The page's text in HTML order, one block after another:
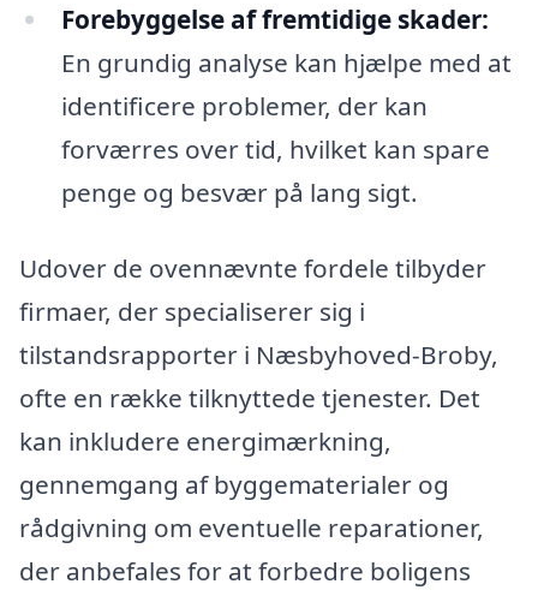
Forebyggelse af fremtidige skader:
En grundig analyse kan hjælpe med at
identificere problemer, der kan
forværres over tid, hvilket kan spare
penge og besvær på lang sigt.
Udover de ovennævnte fordele tilbyder
firmaer, der specialiserer sig i
tilstandsrapporter i Næsbyhoved-Broby,
ofte en række tilknyttede tjenester. Det
kan inkludere energimærkning,
gennemgang af byggematerialer og
rådgivning om eventuelle reparationer,
der anbefales for at forbedre boligens